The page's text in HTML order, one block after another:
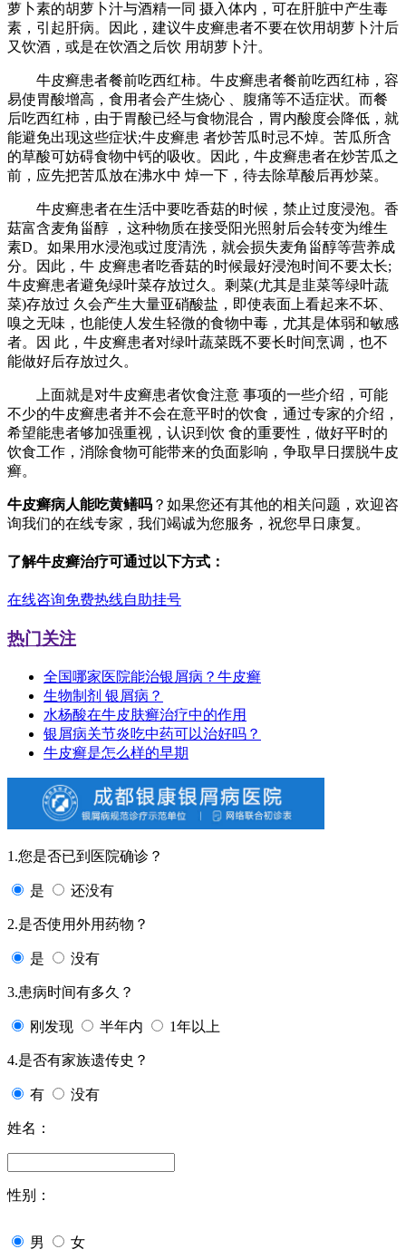
萝卜素的胡萝卜汁与酒精一同 摄入体内，可在肝脏中产生毒
素，引起肝病。因此，建议牛皮癣患者不要在饮用胡萝卜汁后
又饮酒，或是在饮酒之后饮 用胡萝卜汁。
牛皮癣患者餐前吃西红柿。牛皮癣患者餐前吃西红柿，容
易使胃酸增高，食用者会产生烧心 、腹痛等不适症状。而餐
后吃西红柿，由于胃酸已经与食物混合，胃内酸度会降低，就
能避免出现这些症状;牛皮癣患 者炒苦瓜时忌不焯。苦瓜所含
的草酸可妨碍食物中钙的吸收。因此，牛皮癣患者在炒苦瓜之
前，应先把苦瓜放在沸水中 焯一下，待去除草酸后再炒菜。
牛皮癣患者在生活中要吃香菇的时候，禁止过度浸泡。香
菇富含麦角甾醇 ，这种物质在接受阳光照射后会转变为维生
素D。如果用水浸泡或过度清洗，就会损失麦角甾醇等营养成
分。因此，牛 皮癣患者吃香菇的时候最好浸泡时间不要太长;
牛皮癣患者避免绿叶菜存放过久。剩菜(尤其是韭菜等绿叶蔬
菜)存放过 久会产生大量亚硝酸盐，即使表面上看起来不坏、
嗅之无味，也能使人发生轻微的食物中毒，尤其是体弱和敏感
者。因 此，牛皮癣患者对绿叶蔬菜既不要长时间烹调，也不
能做好后存放过久。
上面就是对牛皮癣患者饮食注意 事项的一些介绍，可能
不少的牛皮癣患者并不会在意平时的饮食，通过专家的介绍，
希望能患者够加强重视，认识到饮 食的重要性，做好平时的
饮食工作，消除食物可能带来的负面影响，争取早日摆脱牛皮
癣。
牛皮癣病人能吃黄鳝吗 ？如果您还有其他的相关问题，欢迎咨
询我们的在线专家，我们竭诚为您服务，祝您早日康复。
了解牛皮癣治疗可通过以下方式：
在线咨询免费热线自助挂号
热门关注
全国哪家医院能治银屑病？牛皮癣
生物制剂 银屑病？
水杨酸在牛皮肤癣治疗中的作用
银屑病关节炎吃中药可以治好吗？
牛皮癣是怎么样的早期
1.您是否已到医院确诊？
是 还没有
2.是否使用外用药物？
是 没有
3.患病时间有多久？
刚发现 半年内 1年以上
4.是否有家族遗传史？
有 没有
姓名：
性别：
男 女